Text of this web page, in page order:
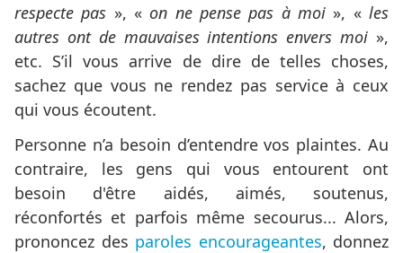
respecte pas », « on ne pense pas à moi », «les
autres ont de mauvaises intentions envers moi »,
etc. S’il vous arrive de dire de telles choses,
sachez que vous ne rendez pas service à ceux
qui vous écoutent.
Personne n’a besoin d’entendre vos plaintes. Au
contraire, les gens qui vous entourent ont
besoin d'être aidés, aimés, soutenus,
réconfortés et parfois même secourus... Alors,
prononcez des paroles encourageantes, donnez